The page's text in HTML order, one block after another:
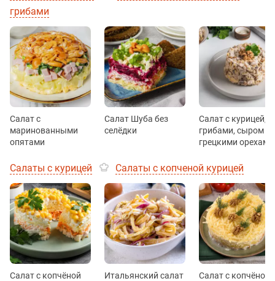
грибами
Салат с
маринованными
опятами
Салат Шуба без
селёдки
Салат с курицей,
грибами, сыром и
грецкими орехами
Салаты с курицей Салаты с копченой курицей
Салат с копчёной
Итальянский салат
Салат с копчёной